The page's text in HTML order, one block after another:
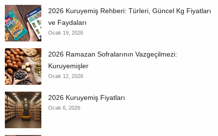
2026 Kuruyemiş Rehberi: Türleri, Güncel Kg Fiyatları
ve Faydaları
Ocak 19, 2026
2026 Ramazan Sofralarının Vazgeçilmezi:
Kuruyemişler
Ocak 12, 2026
2026 Kuruyemiş Fiyatları
Ocak 6, 2026